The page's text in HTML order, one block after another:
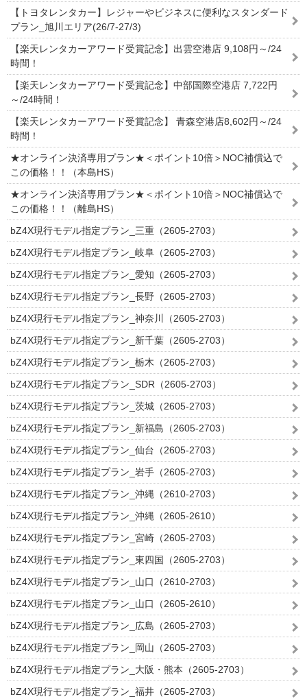
【トヨタレンタカー】レジャーやビジネスに便利なスタンダード
プラン_旭川エリア(26/7-27/3)
【楽天レンタカーアワード受賞記念】出雲空港店 9,108円～/24
時間！
【楽天レンタカーアワード受賞記念】中部国際空港店 7,722円
～/24時間！
【楽天レンタカーアワード受賞記念】 青森空港店8,602円～/24
時間！
★オンライン決済専用プラン★＜ポイント10倍＞NOC補償込で
この価格！！（本島HS）
★オンライン決済専用プラン★＜ポイント10倍＞NOC補償込で
この価格！！（離島HS）
bZ4X現行モデル指定プラン_三重（2605-2703）
bZ4X現行モデル指定プラン_岐阜（2605-2703）
bZ4X現行モデル指定プラン_愛知（2605-2703）
bZ4X現行モデル指定プラン_長野（2605-2703）
bZ4X現行モデル指定プラン_神奈川（2605-2703）
bZ4X現行モデル指定プラン_新千葉（2605-2703）
bZ4X現行モデル指定プラン_栃木（2605-2703）
bZ4X現行モデル指定プラン_SDR（2605-2703）
bZ4X現行モデル指定プラン_茨城（2605-2703）
bZ4X現行モデル指定プラン_新福島（2605-2703）
bZ4X現行モデル指定プラン_仙台（2605-2703）
bZ4X現行モデル指定プラン_岩手（2605-2703）
bZ4X現行モデル指定プラン_沖縄（2610-2703）
bZ4X現行モデル指定プラン_沖縄（2605-2610）
bZ4X現行モデル指定プラン_宮崎（2605-2703）
bZ4X現行モデル指定プラン_東四国（2605-2703）
bZ4X現行モデル指定プラン_山口（2610-2703）
bZ4X現行モデル指定プラン_山口（2605-2610）
bZ4X現行モデル指定プラン_広島（2605-2703）
bZ4X現行モデル指定プラン_岡山（2605-2703）
bZ4X現行モデル指定プラン_大阪・熊本（2605-2703）
bZ4X現行モデル指定プラン_福井（2605-2703）